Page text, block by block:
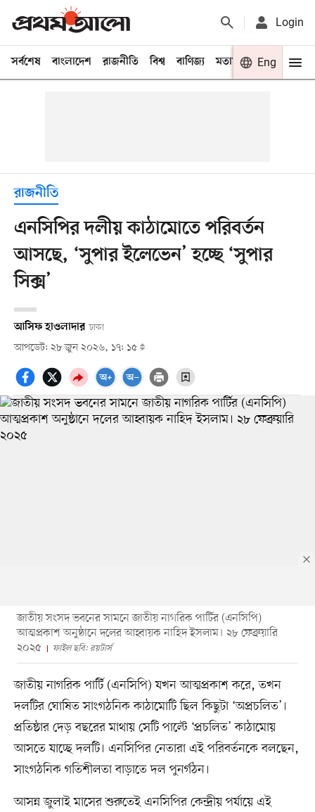
Login
সর্বশেষ বাংলাদেশ রাজনীতি বিশ্ব বাণিজ্য মতামত খেলা
Eng
রাজনীতি
এনসিপির দলীয় কাঠামোতে পরিবর্তন
আসছে, ‘সুপার ইলেভেন’ হচ্ছে ‘সুপার
সিক্স’
আসিফ হাওলাদার ঢাকা
আপডেট: ২৮ জুন ২০২৬, ১৭: ১৫
জাতীয় সংসদ ভবনের সামনে জাতীয় নাগরিক পার্টির (এনসিপি)
আত্মপ্রকাশ অনুষ্ঠানে দলের আহ্বায়ক নাহিদ ইসলাম। ২৮ ফেব্রুয়ারি
২০২৫
ফাইল ছবি: রয়টার্স
জাতীয় নাগরিক পার্টি (এনসিপি) যখন আত্মপ্রকাশ করে, তখন
দলটির ঘোষিত সাংগঠনিক কাঠামোটি ছিল কিছুটা ‘অপ্রচলিত’।
প্রতিষ্ঠার দেড় বছরের মাথায় সেটি পাল্টে ‘প্রচলিত’ কাঠামোয়
আসতে যাচ্ছে দলটি। এনসিপির নেতারা এই পরিবর্তনকে বলছেন,
সাংগঠনিক গতিশীলতা বাড়াতে দল পুনর্গঠন।
আসন্ন জুলাই মাসের শুরুতেই এনসিপির কেন্দ্রীয় পর্যায়ে এই